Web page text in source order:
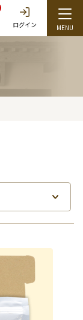
ログイン